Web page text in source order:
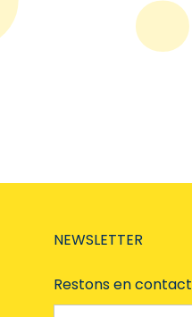
NEWSLETTER
Restons en contact